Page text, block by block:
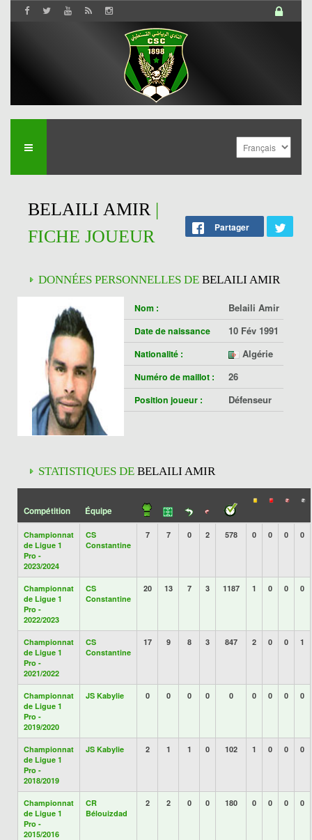
BELAILI AMIR|
FICHE JOUEUR
Partager
DONNÉES PERSONNELLES DE BELAILI AMIR
Nom : Belaili Amir
Date de naissance 10 Fév 1991
Nationalité : Algérie
Numéro de maillot : 26
Position joueur : Défenseur
STATISTIQUES DE BELAILI AMIR
Compétition Équipe
Championnat
de Ligue 1
Pro -
2023/2024
CS
Constantine
7 7 0 2 578 0 0 0 0
Championnat
de Ligue 1
Pro -
2022/2023
CS
Constantine
20 13 7 3 1187 1 0 0 0
Championnat
de Ligue 1
Pro -
2021/2022
CS
Constantine
17 9 8 3 847 2 0 0 1
Championnat
de Ligue 1
Pro -
2019/2020
JS Kabylie 0 0 0 0 0 0 0 0 0
Championnat
de Ligue 1
Pro -
2018/2019
JS Kabylie 2 1 1 0 102 1 0 0 0
Championnat
de Ligue 1
Pro -
2015/2016
CR
Bélouizdad
2 2 0 0 180 0 0 0 0